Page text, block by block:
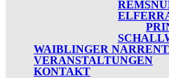
WAIBLINGER
VERANSTALTUNGEN
KONTAKT